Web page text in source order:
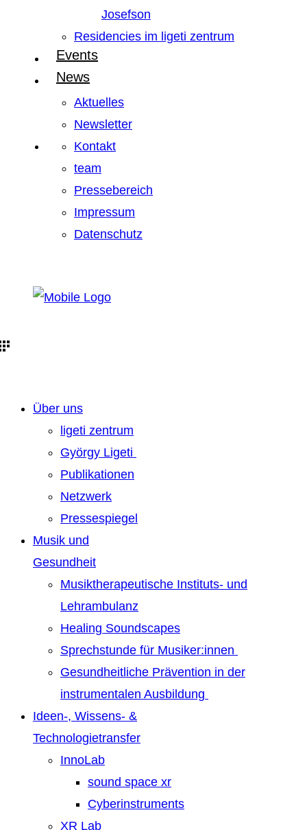
Josefson
Residencies im ligeti zentrum
Events
News
Aktuelles
Newsletter
Kontakt
team
Pressebereich
Impressum
Datenschutz
Über uns
ligeti zentrum
György Ligeti
Publikationen
Netzwerk
Pressespiegel
Musik und
Gesundheit
Musiktherapeutische Instituts- und
Lehrambulanz
Healing Soundscapes
Sprechstunde für Musiker:innen
Gesundheitliche Prävention in der
instrumentalen Ausbildung
Ideen-, Wissens- &
Technologietransfer
InnoLab
sound space xr
Cyberinstruments
XR Lab